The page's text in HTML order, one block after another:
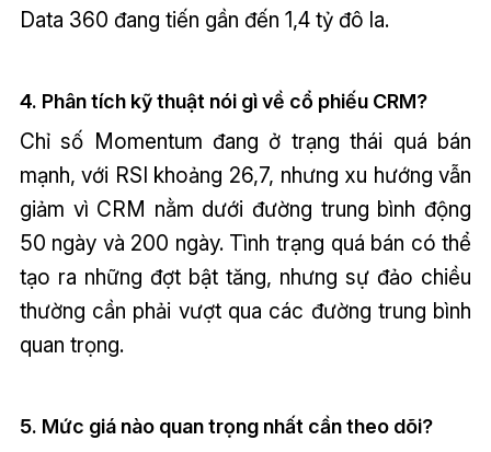
Data 360 đang tiến gần đến 1,4 tỷ đô la.
4. Phân tích kỹ thuật nói gì về cổ phiếu CRM?
Chỉ số Momentum đang ở trạng thái quá bán
mạnh, với RSI khoảng 26,7, nhưng xu hướng vẫn
giảm vì CRM nằm dưới đường trung bình động
50 ngày và 200 ngày. Tình trạng quá bán có thể
tạo ra những đợt bật tăng, nhưng sự đảo chiều
thường cần phải vượt qua các đường trung bình
quan trọng.
5. Mức giá nào quan trọng nhất cần theo dõi?